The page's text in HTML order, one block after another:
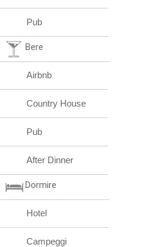
Pub
Bere
Airbnb
Country House
Pub
After Dinner
Dormire
Hotel
Campeggi